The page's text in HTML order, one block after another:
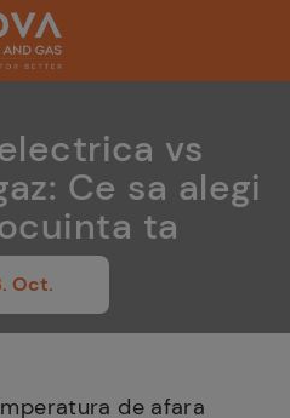
vs
Ce sa alegi
ta
Oct.
de afara